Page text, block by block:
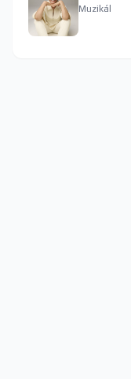
Muzikál